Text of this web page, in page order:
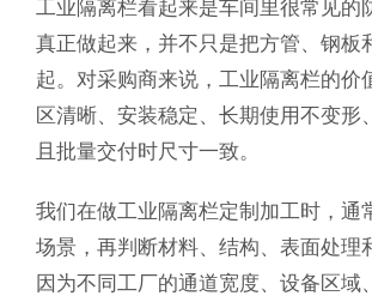
工业隔离栏看起来是车间里很常见的
真正做起来，并不只是把方管、钢板
起。对采购商来说，工业隔离栏的价
区清晰、安装稳定、长期使用不变形
且批量交付时尺寸一致。
我们在做工业隔离栏定制加工时，通
场景，再判断材料、结构、表面处理
因为不同工厂的通道宽度、设备区域